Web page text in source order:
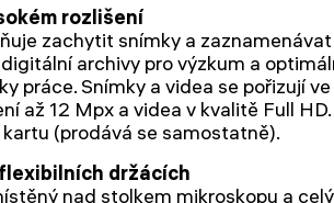
rozlišení
zachytit snímky a
archivy pro výzkum a
práce. Snímky a videa se pořizují
až 12 Mpx a videa v kvalitě Full
(prodává se samostatně).
držácích
nad stolkem mikroskopu a